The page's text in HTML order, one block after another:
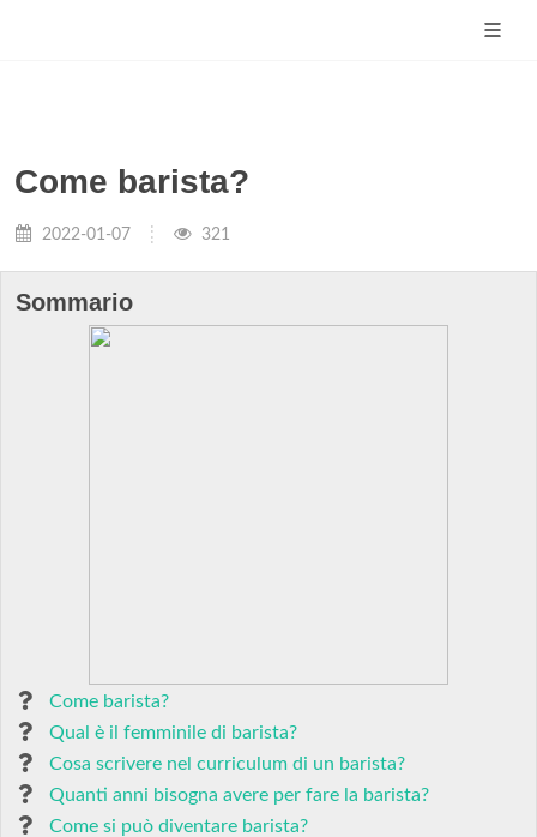
Come barista?
2022-01-07 321
Sommario
Come barista?
Qual è il femminile di barista?
Cosa scrivere nel curriculum di un barista?
Quanti anni bisogna avere per fare la barista?
Come si può diventare barista?